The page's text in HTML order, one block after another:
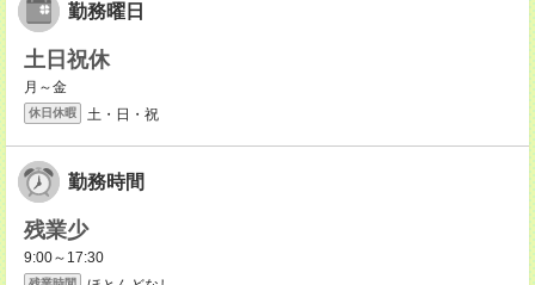
勤務曜日
土日祝休
月～金
休日休暇 土・日・祝
勤務時間
残業少
9:00～17:30